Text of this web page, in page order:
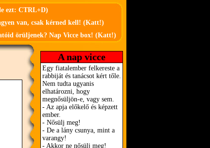
ezt: CTRL+D)
van, csak kérned kell! (Katt!)
örüljenek? Nap Vicce box! (Katt!)
A nap vicce